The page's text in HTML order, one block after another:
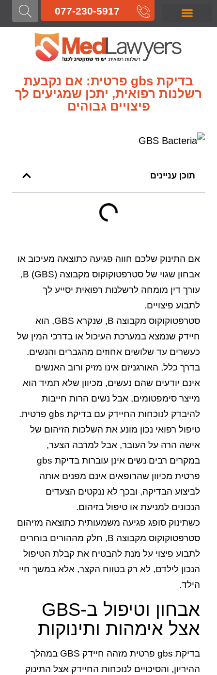
077-230-5917
בדיקת gbs פרטית: אם נקבעת
רשלנות רפואית, יתכן שמגיעים לך
פיצויים גבוהים
תוכן עניינים
אם התינוק שלכם חווה פגיעה כתוצאה מעיכוב או
אבחון שגוי של סטרפטוקוקוס מקבוצה B (GBS),
עורך דין מומחה לרשלנות רפואית יסייע לך
לתבוע פיצויים.
סטרפטוקוקוס מקבוצה B, שנקרא GBS, הוא
חיידק שנמצא במערכת העיכול או בדרכי המין של
כעשרים עד שלושים אחוזים מהגברים והנשים.
בדרך כלל, האורגניזם אינו מזיק ורוב האנשים
אינם יודעים שהם נעשים, מכיוון שלא תמיד הוא
מייצר סימפטומים, אבל נשים הרות חייבות
להיבדק לנוכחות החיידק עם בדיקת gbs פרטית.
טיפול רפואי נכון מונע את השלכות הזיהום של
אישה הרה על העובר, אבל למרבה הצער,
במקרים רבים נשים אינן עוברות בדיקת gbs
פרטית מכיוון שהרופאים אינם מפנים אותה
לביצוע הבדיקה, ובכך לא ננקטים הצעדים
הנכונים למניעת או טיפול בזיהום.
כשתינוק סופג פגיעה משמעותית כתוצאה מזיהום
סטרפטוקוקוס מקבוצה B, חלק מההורים בוחרים
לתבוע פיצוי על מנת להבטיח את קבלת הטיפול
הנכון לילדם, לא רק בטווח הקצר, אלא במשך חיי
הילד.
אבחון וטיפול ב-GBS
אצל אימהות ותינוקות
בדיקת gbs פרטית מזהה חיידק GBS במהלך
ההיריון, והסיכויים לנוכחות החיידק אצל התינוק